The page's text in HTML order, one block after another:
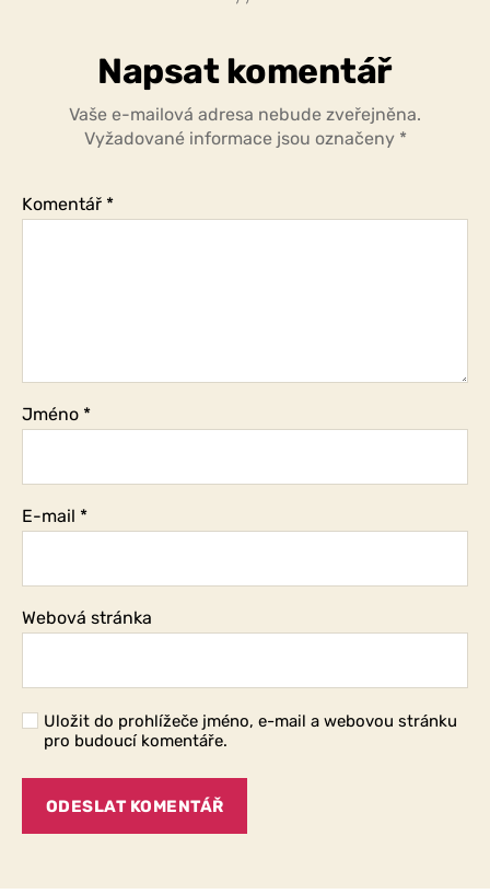
Napsat komentář
Vaše e-mailová adresa nebude zveřejněna.
Vyžadované informace jsou označeny *
Komentář *
Jméno *
E-mail *
Webová stránka
Uložit do prohlížeče jméno, e-mail a webovou stránku
pro budoucí komentáře.